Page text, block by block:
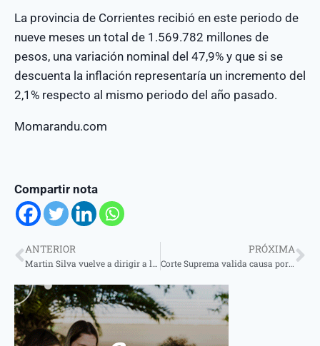
La provincia de Corrientes recibió en este periodo de
nueve meses un total de 1.569.782 millones de
pesos, una variación nominal del 47,9% y que si se
descuenta la inflación representaría un incremento del
2,1% respecto al mismo periodo del año pasado.
Momarandu.com
Compartir nota
ANTERIOR
Martin Silva vuelve a dirigir a la batería de Comparsa Ipanema
PRÓXIMA
Corte Suprema valida causa por drogas iniciada en Corrientes contra empresario norteamericano y nacionalizado argentino